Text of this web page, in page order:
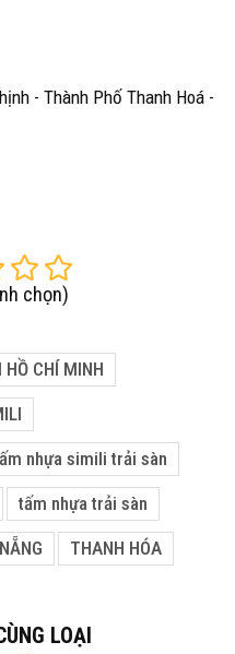
- Thành Phố Thanh Hoá -
chọn)
CHÍ MINH
nhựa simili trải sàn
tấm nhựa trải sàn
THANH HÓA
LOẠI